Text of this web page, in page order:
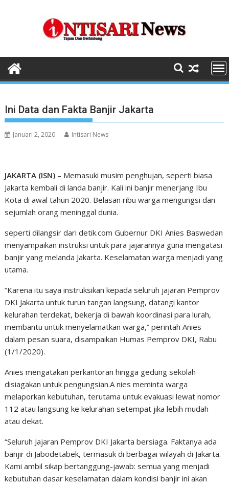
Ini Data dan Fakta Banjir Jakarta
Januari 2, 2020 Intisari News
JAKARTA (ISN) – Memasuki musim penghujan, seperti biasa
Jakarta kembali di landa banjir. Kali ini banjir menerjang Ibu
Kota di awal tahun 2020. Belasan ribu warga mengungsi dan
sejumlah orang meninggal dunia.
seperti dilangsir dari detik.com Gubernur DKI Anies Baswedan
menyampaikan instruksi untuk para jajarannya guna mengatasi
banjir yang melanda Jakarta. Keselamatan warga menjadi yang
utama.
“Karena itu saya instruksikan kepada seluruh jajaran Pemprov
DKI Jakarta untuk turun tangan langsung, datangi kantor
kelurahan terdekat, bekerja di bawah koordinasi para lurah,
membantu untuk menyelamatkan warga,” perintah Anies
dalam pesan suara, disampaikan Humas Pemprov DKI, Rabu
(1/1/2020).
Anies mengatakan perkantoran hingga gedung sekolah
disiagakan untuk pengungsian.A nies meminta warga
melaporkan kebutuhan, terutama untuk evakuasi lewat nomor
112 atau langsung ke kelurahan setempat jika lebih mudah
atau dekat.
“Seluruh Jajaran Pemprov DKI Jakarta bersiaga. ⁣Faktanya ada
banjir di Jabodetabek, termasuk di berbagai wilayah di Jakarta.
⁣Kami ambil sikap bertanggung-jawab: semua yang menjadi
kebutuhan dasar keselamatan dalam kondisi banjir ini akan